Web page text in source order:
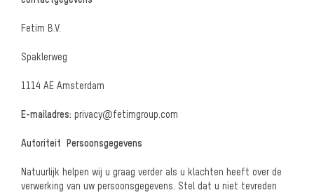
Fetim B.V.
Spaklerweg
1114 AE Amsterdam
E-mailadres: privacy@fetimgroup.com
Autoriteit Persoonsgegevens
Natuurlijk helpen wij u graag verder als u klachten heeft over de
verwerking van uw persoonsgegevens. Stel dat u niet tevreden